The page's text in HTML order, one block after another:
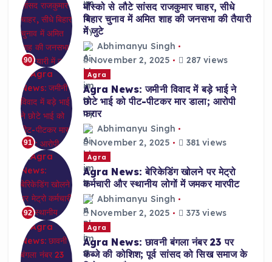
90
मॉस्को से लौटे सांसद राजकुमार चाहर, सीधे
बिहार चुनाव में अमित शाह की जनसभा की तैयारी
में जुटे
Abhimanyu Singh
November 2, 2025
287 views
91
Agra
Agra News: जमीनी विवाद में बड़े भाई ने
छोटे भाई को पीट-पीटकर मार डाला; आरोपी
फरार
Abhimanyu Singh
November 2, 2025
381 views
92
Agra
Agra News: बेरिकेडिंग खोलने पर मेट्रो
कर्मचारी और स्थानीय लोगों में जमकर मारपीट
Abhimanyu Singh
November 2, 2025
373 views
Agra
Agra News: छावनी बंगला नंबर 23 पर
कब्जे की कोशिश; पूर्व सांसद को सिख समाज के